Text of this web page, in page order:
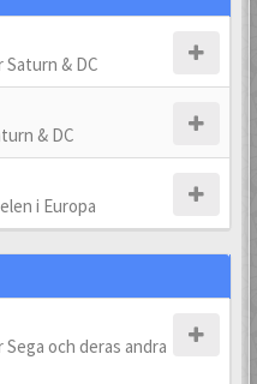
& DC
& DC
i Europa
och deras andra